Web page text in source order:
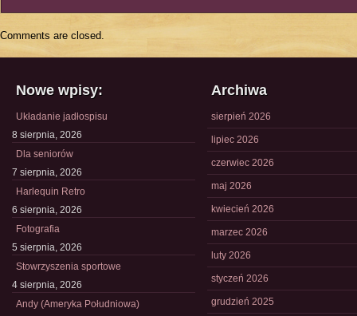
Comments are closed.
Nowe wpisy:
Układanie jadłospisu
8 sierpnia, 2026
Dla seniorów
7 sierpnia, 2026
Harlequin Retro
6 sierpnia, 2026
Fotografia
5 sierpnia, 2026
Stowrzyszenia sportowe
4 sierpnia, 2026
Andy (Ameryka Południowa)
Archiwa
sierpień 2026
lipiec 2026
czerwiec 2026
maj 2026
kwiecień 2026
marzec 2026
luty 2026
styczeń 2026
grudzień 2025